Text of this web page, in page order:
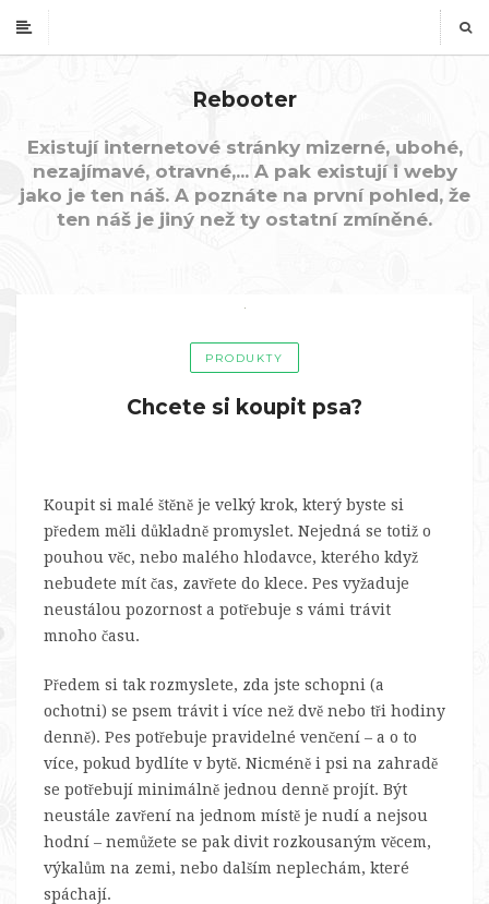
Rebooter
Existují internetové stránky mizerné, ubohé,
nezajímavé, otravné,... A pak existují i weby
jako je ten náš. A poznáte na první pohled, že
ten náš je jiný než ty ostatní zmíněné.
PRODUKTY
Chcete si koupit psa?
Koupit si malé štěně je velký krok, který byste si
předem měli důkladně promyslet. Nejedná se totiž o
pouhou věc, nebo malého hlodavce, kterého když
nebudete mít čas, zavřete do klece. Pes vyžaduje
neustálou pozornost a potřebuje s vámi trávit
mnoho času.
Předem si tak rozmyslete, zda jste schopni (a
ochotni) se psem trávit i více než dvě nebo tři hodiny
denně). Pes potřebuje pravidelné venčení – a o to
více, pokud bydlíte v bytě. Nicméně i psi na zahradě
se potřebují minimálně jednou denně projít. Být
neustále zavření na jednom místě je nudí a nejsou
hodní – nemůžete se pak divit rozkousaným věcem,
výkalům na zemi, nebo dalším neplechám, které
spáchají.